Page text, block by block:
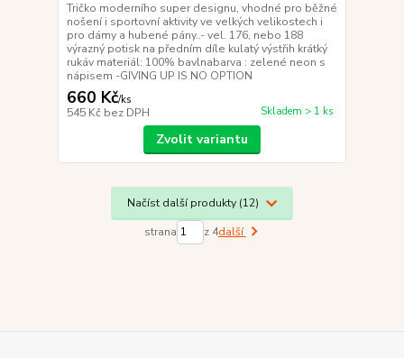
Tričko moderního super designu, vhodné pro běžné
nošení i sportovní aktivity ve velkých velikostech i
pro dámy a hubené pány..- vel. 176, nebo 188
výrazný potisk na předním díle kulatý výstřih krátký
rukáv materiál: 100% bavlnabarva : zelené neon s
nápisem -GIVING UP IS NO OPTION
660 Kč/ks
545 Kč bez DPH Skladem > 1 ks
Zvolit variantu
Načíst další produkty (12)
strana z 4další